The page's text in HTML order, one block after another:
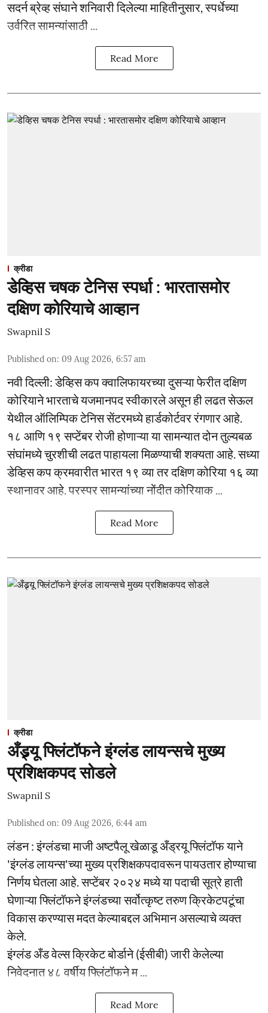
सदर्न ब्रेव्ह संघाने शनिवारी दिलेल्या माहितीनुसार, स्पर्धेच्या
उर्वरित सामन्यांसाठी ...
Read More
क्रीडा
डेव्हिस चषक टेनिस स्पर्धा : भारतासमोर
दक्षिण कोरियाचे आव्हान
Swapnil S
Published on: 09 Aug 2026, 6:57 am
नवी दिल्ली: डेव्हिस कप क्वालिफायरच्या दुसऱ्या फेरीत दक्षिण
कोरियाने भारताचे यजमानपद स्वीकारले असून ही लढत सेऊल
येथील ऑलिम्पिक टेनिस सेंटरमध्ये हार्डकोर्टवर रंगणार आहे.
१८ आणि १९ सप्टेंबर रोजी होणाऱ्या या सामन्यात दोन तुल्यबळ
संघांमध्ये चुरशीची लढत पाहायला मिळण्याची शक्यता आहे. सध्या
डेव्हिस कप क्रमवारीत भारत १९ व्या तर दक्षिण कोरिया १६ व्या
स्थानावर आहे. परस्पर सामन्यांच्या नोंदीत कोरियाक ...
Read More
क्रीडा
अँड्र्यू फ्लिंटॉफने इंग्लंड लायन्सचे मुख्य
प्रशिक्षकपद सोडले
Swapnil S
Published on: 09 Aug 2026, 6:44 am
लंडन : इंग्लंडचा माजी अष्टपैलू खेळाडू अँड्रयू फ्लिंटॉफ याने
'इंग्लंड लायन्स'च्या मुख्य प्रशिक्षकपदावरून पायउतार होण्याचा
निर्णय घेतला आहे. सप्टेंबर २०२४ मध्ये या पदाची सूत्रे हाती
घेणाऱ्या फ्लिंटॉफने इंग्लंडच्या सर्वोत्कृष्ट तरुण क्रिकेटपटूंचा
विकास करण्यास मदत केल्याबद्दल अभिमान असल्याचे व्यक्त
केले.
इंग्लंड अँड वेल्स क्रिकेट बोर्डाने (ईसीबी) जारी केलेल्या
निवेदनात ४८ वर्षीय फ्लिंटॉफने म ...
Read More